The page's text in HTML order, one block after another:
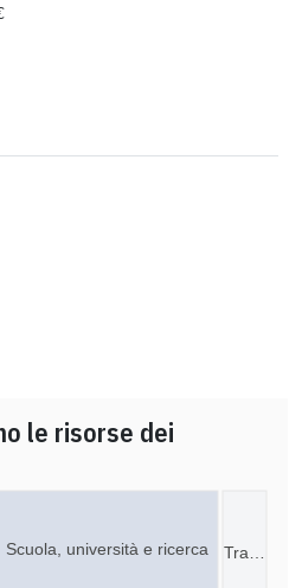
le risorse dei
Scuola, università e ricerca Tra…